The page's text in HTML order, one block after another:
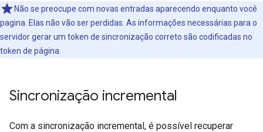
Não se preocupe com novas entradas aparecendo enquanto você
pagina. Elas não vão ser perdidas. As informações necessárias para o
servidor gerar um token de sincronização correto são codificadas no
token de página.
Sincronização incremental
Com a sincronização incremental, é possível recuperar